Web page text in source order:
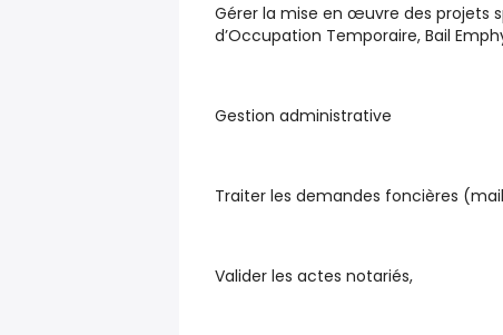
Gérer la mise en œuvre des projets
d’Occupation Temporaire, Bail
Gestion administrative
Traiter les demandes foncières
Valider les actes notariés,